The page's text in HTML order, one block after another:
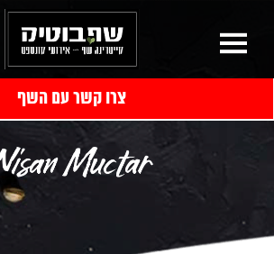
צרו קשר עם השף